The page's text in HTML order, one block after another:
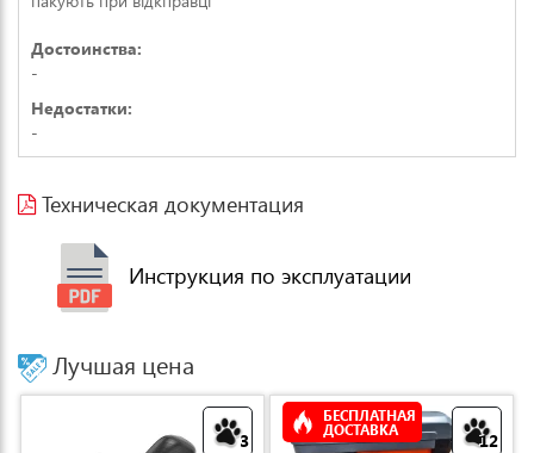
Достоинства:
-
Недостатки:
-
Техническая документация
Инструкция по эксплуатации
Лучшая цена
3 12
БЕСПЛАТНАЯ
ДОСТАВКА